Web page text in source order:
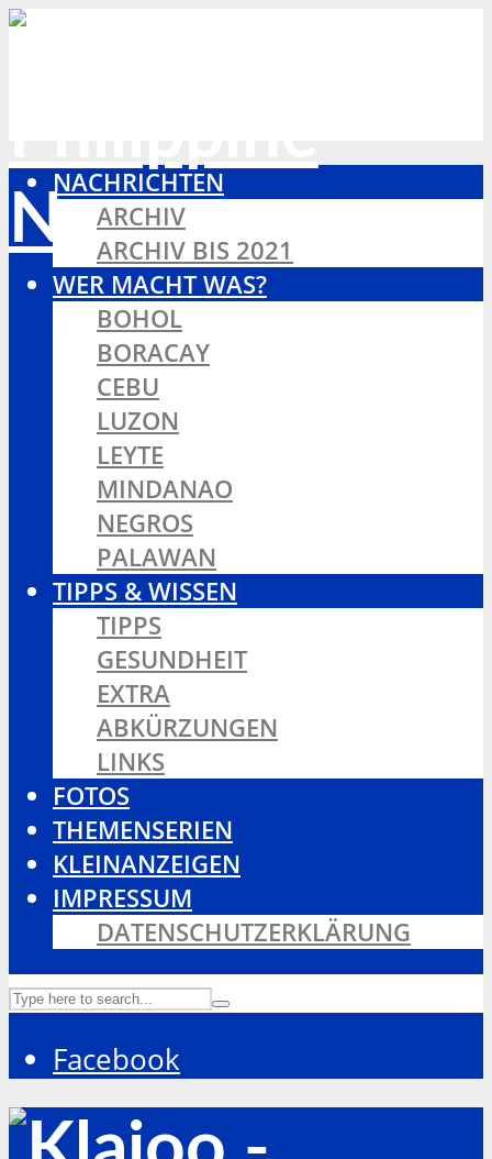
NACHRICHTEN
ARCHIV
ARCHIV BIS 2021
WER MACHT WAS?
BOHOL
BORACAY
CEBU
LUZON
LEYTE
MINDANAO
NEGROS
PALAWAN
TIPPS & WISSEN
TIPPS
GESUNDHEIT
EXTRA
ABKÜRZUNGEN
LINKS
FOTOS
THEMENSERIEN
KLEINANZEIGEN
IMPRESSUM
DATENSCHUTZERKLÄRUNG
Facebook